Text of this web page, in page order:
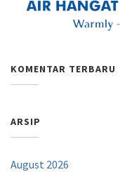
KOMENTAR TERBARU
ARSIP
August 2026